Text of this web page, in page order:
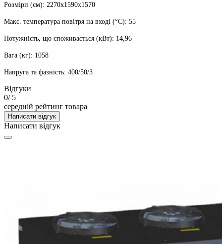
Розміри (см): 2270x1590x1570
Макс. температура повітря на вході (°C): 55
Потужність, що споживається (кВт): 14,96
Вага (кг): 1058
Напруга та фазність: 400/50/3
Відгуки
0/ 5
середній рейтинг товара
Написати відгук
Написати відгук